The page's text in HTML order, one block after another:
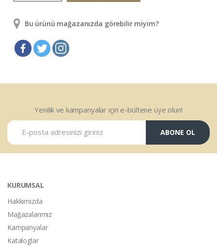
Bu ürünü mağazanızda görebilir miyim?
Yenilik ve kampanyalar için e-bültene üye olun!
ABONE OL
KURUMSAL
Hakkımızda
Mağazalarımız
Kampanyalar
Kataloglar